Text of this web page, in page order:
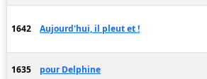
1642 Aujourd'hui, il pleut et !
1635 pour Delphine